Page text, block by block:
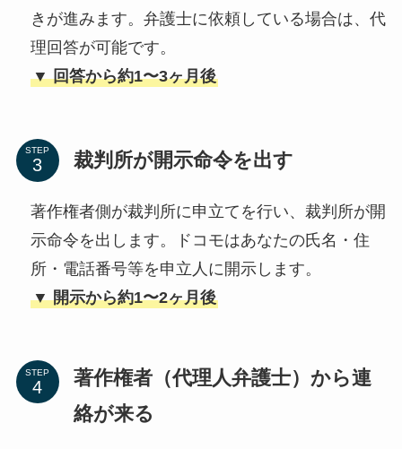
きが進みます。弁護士に依頼している場合は、代
理回答が可能です。
▼ 回答から約1〜3ヶ月後
STEP 裁判所が開示命令を出す
著作権者側が裁判所に申立てを行い、裁判所が開
示命令を出します。ドコモはあなたの氏名・住
所・電話番号等を申立人に開示します。
▼ 開示から約1〜2ヶ月後
STEP
著作権者（代理人弁護士）から連
絡が来る